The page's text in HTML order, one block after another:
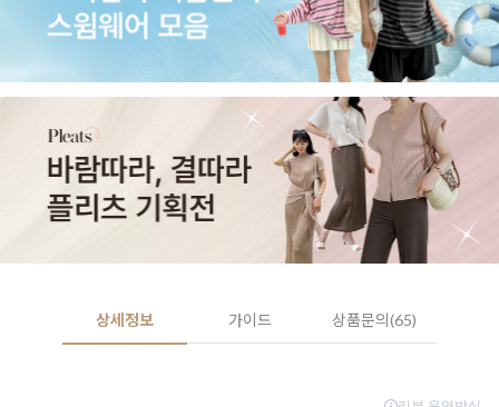
상세정보 가이드 상품문의(65)